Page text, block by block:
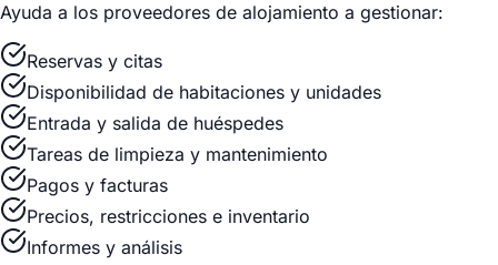
Ayuda a los proveedores de alojamiento a gestionar:
Reservas y citas
Disponibilidad de habitaciones y unidades
Entrada y salida de huéspedes
Tareas de limpieza y mantenimiento
Pagos y facturas
Precios, restricciones e inventario
Informes y análisis